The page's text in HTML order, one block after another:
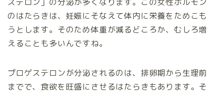
のはたらきは、妊娠にそなえて体内に栄養をためこも
うとします。そのため体重が減るどころか、むしろ増
えることも多いんですね。
プロゲステロンが分泌されるのは、排卵期から生理前
までで、食欲を旺盛にさせるはたらきもあります。そ